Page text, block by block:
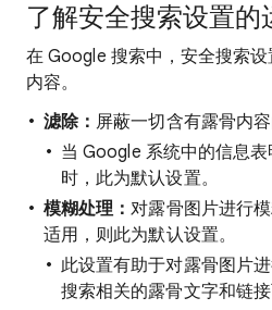
了解安全搜索设置的
在 Google 搜索中，安全搜索
内容。
滤除：屏蔽一切含有露骨内容
当 Google 系统中的信息
时，此为默认设置。
模糊处理：对露骨图片进行
适用，则此为默认设置。
此设置有助于对露骨图片
搜索相关的露骨文字和链接